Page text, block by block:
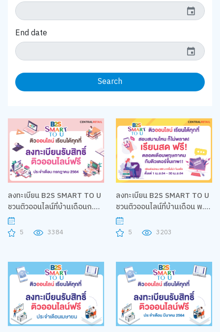
event
End date
event
Search
ลงทะเบียน B2S SMART TO U
ชวนติวออนไลน์ที่บ้านเดือนก.ค.
64
5 3384
ลงทะเบียน B2S SMART TO U
ชวนติวออนไลน์ที่บ้านเดือน พ.ค.
64
5 3203